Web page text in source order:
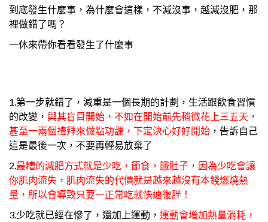
到底發生什麼事，為什麼會這樣，不減沒事，越減沒肥，那
裡做錯了嗎？
一休來帶你看看發生了什麼事
1.第一步就錯了，減重是一個長期的計劃，生活跟飲食習慣
的改變， 與其盲目開始，不如在開始前先稍微花上三五天，
甚至一兩個禮拜來做點功課，下定決心好好開始 ，告訴自己
這是最後一次，不要再輕易放棄了
2. 最糟的減肥方式就是少吃，節食，餓肚子，因為少吃會讓
你肌肉流失，肌肉流失的代價就是越來越沒有本錢燃燒熱
量，所以會導致只要一正常吃就快速復胖！
3.少吃就已經在慘了，還加上運動， 運動會增加熱量消耗，